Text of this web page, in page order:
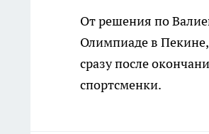
От решения по
Олимпиаде в Пекине,
сразу после
спортсменки.